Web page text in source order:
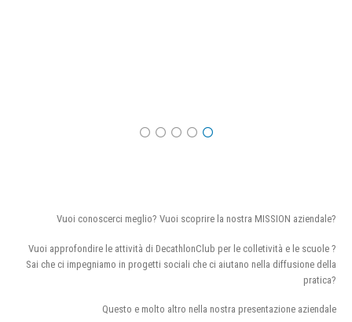
Vuoi conoscerci meglio? Vuoi scoprire la nostra MISSION aziendale?
Vuoi approfondire le attività di DecathlonClub per le colletività e le scuole ?
Sai che ci impegniamo in progetti sociali che ci aiutano nella diffusione della
pratica?
Questo e molto altro nella nostra presentazione aziendale